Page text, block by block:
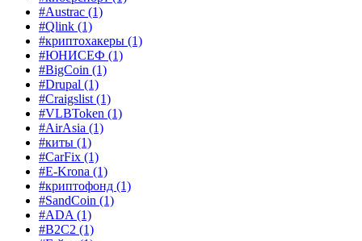
#Austrac (1)
#Qlink (1)
#криптохакеры (1)
#ЮНИСЕФ (1)
#BigCoin (1)
#Drupal (1)
#Craigslist (1)
#VLBToken (1)
#AirAsia (1)
#киты (1)
#CarFix (1)
#E-Krona (1)
#криптофонд (1)
#SandCoin (1)
#ADA (1)
#B2C2 (1)